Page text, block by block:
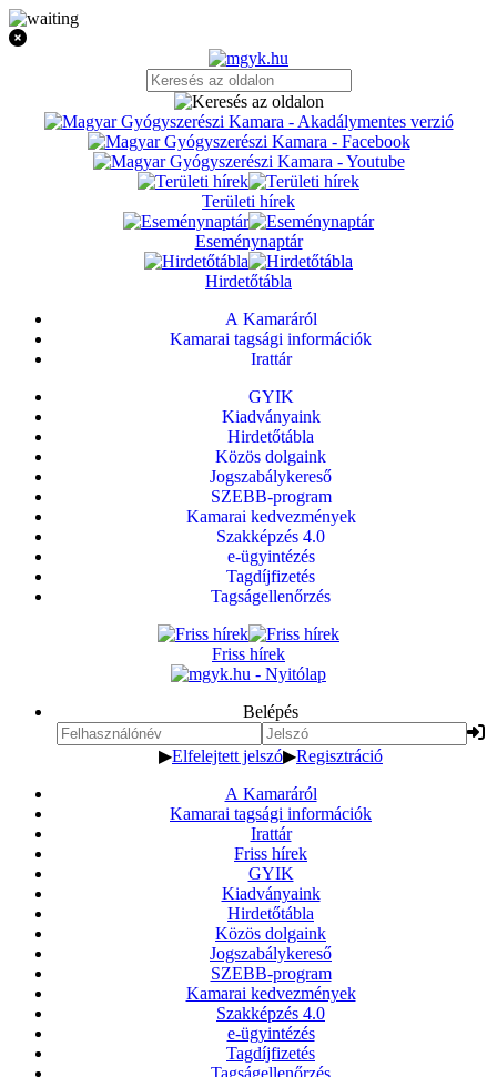
Területi hírek
Eseménynaptár
Hirdetőtábla
A Kamaráról
Kamarai tagsági információk
Irattár
GYIK
Kiadványaink
Hirdetőtábla
Közös dolgaink
Jogszabálykereső
SZEBB-program
Kamarai kedvezmények
Szakképzés 4.0
e-ügyintézés
Tagdíjfizetés
Tagságellenőrzés
Friss hírek
Belépés
▶Elfelejtett jelszó▶Regisztráció
A Kamaráról
Kamarai tagsági információk
Irattár
Friss hírek
GYIK
Kiadványaink
Hirdetőtábla
Közös dolgaink
Jogszabálykereső
SZEBB-program
Kamarai kedvezmények
Szakképzés 4.0
e-ügyintézés
Tagdíjfizetés
Tagságellenőrzés